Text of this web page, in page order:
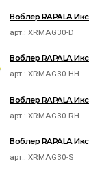
Воблер RAPALA
арт.:XRMAG30-D
Воблер RAPALA
арт.:XRMAG30-HH
Воблер RAPALA
арт.:XRMAG30-RH
Воблер RAPALA
арт.:XRMAG30-S